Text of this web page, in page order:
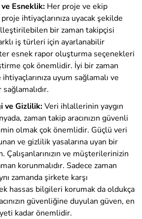
Esneklik: Her proje ve ekip
ihtiyaçlarınıza uyacak şekilde
bir zaman takipçisi
iş türleri için ayarlanabilir
esnek rapor oluşturma seçenekleri
çok önemlidir. İyi bir zaman
uyum sağlamalı ve
ve Gizlilik:Veri ihlallerinin yaygın
zaman takip aracınızın güvenli
olmak çok önemlidir. Güçlü veri
ve gizlilik yasalarına uyan bir
Çalışanlarınızın ve müşterilerinizin
korunmalıdır. Sadece zaman
zamanda şirkete karşı
hassas bilgileri korumak da oldukça
güvenliğine duyulan güven, en
kadar önemlidir.